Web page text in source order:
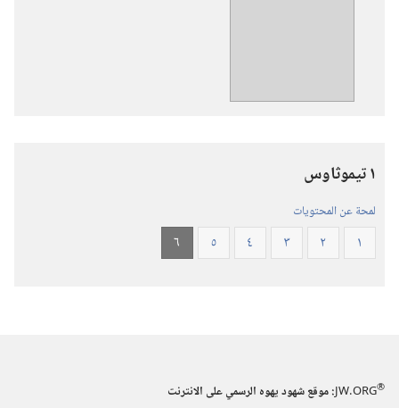
١ تيموثاوس
لمحة عن المحتويات
١ ٢ ٣ ٤ ٥ ٦
JW.ORG®
:‏ موقع شهود يهوه الرسمي على الانترنت